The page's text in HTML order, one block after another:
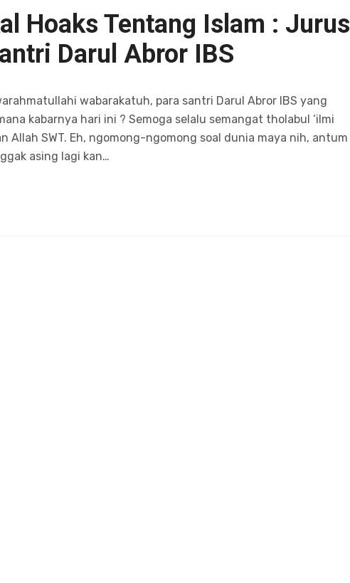
Hoaks Tentang Islam : Jurus
Darul Abror IBS
wabarakatuh, para santri Darul Abror IBS yang
kabarnya hari ini ? Semoga selalu semangat tholabul ‘ilmi
Allah SWT. Eh, ngomong-ngomong soal dunia maya nih, antum
asing lagi kan…